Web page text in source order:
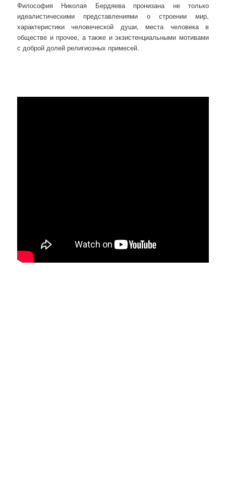
Философия Николая Бердяева пронизана не только
идеалистическими представлениями о строении мир,
характеристики человеческой души, места человека в
обществе и прочее, а также и экзистенциальными мотивами
с доброй долей религиозных примесей.